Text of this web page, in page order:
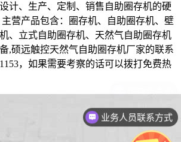
计、生产、定制、销售自助圈存机的硬
营产品包含：圈存机、自助圈存机、壁
、立式自助圈存机、天然气自助圈存机
,硕远触控天然气自助圈存机厂家的联系
，如果需要考察的话可以拨打免费热
业务人员联系方式